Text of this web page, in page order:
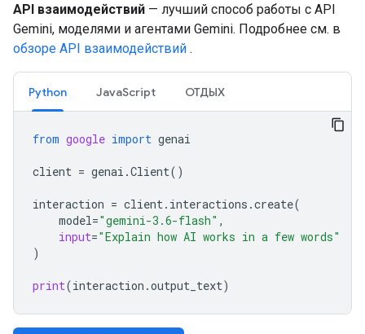
API взаимодействий — лучший способ работы с API
Gemini, моделями и агентами Gemini. Подробнее см. в
обзоре API взаимодействий .
Python JavaScript ОТДЫХ
from google import genai
client = genai .Client()
interaction = client. interactions .create(
model="gemini-3.6-flash" ,
input="Explain how AI works in a few words"
)
print(interaction .output_text)